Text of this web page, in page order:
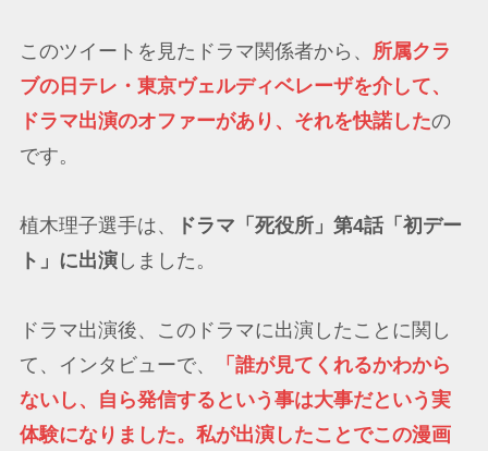
このツイートを見たドラマ関係者から、
所属クラ
ブの日テレ・東京ヴェルディベレーザを介して、
ドラマ出演のオファーがあり、それを快諾したの
です。
植木理子選手は、
ドラマ「死役所」第4話「初デー
ト」に出演しました。
ドラマ出演後、このドラマに出演したことに関し
て、インタビューで、
「誰が見てくれるかわから
ないし、自ら発信するという事は大事だという実
体験になりました。私が出演したことでこの漫画